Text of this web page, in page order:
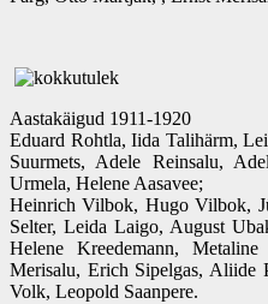
Aastakäigud 1911-1920
Eduard Rohtla, Iida Talihärm,
Suurmets, Adele Reinsalu,
Urmela, Helene Aasavee;
Heinrich Vilbok, Hugo Vilbok,
Selter, Leida Laigo, August
Helene Kreedemann,
Merisalu, Erich Sipelgas, Aliide
Volk, Leopold Saanpere.